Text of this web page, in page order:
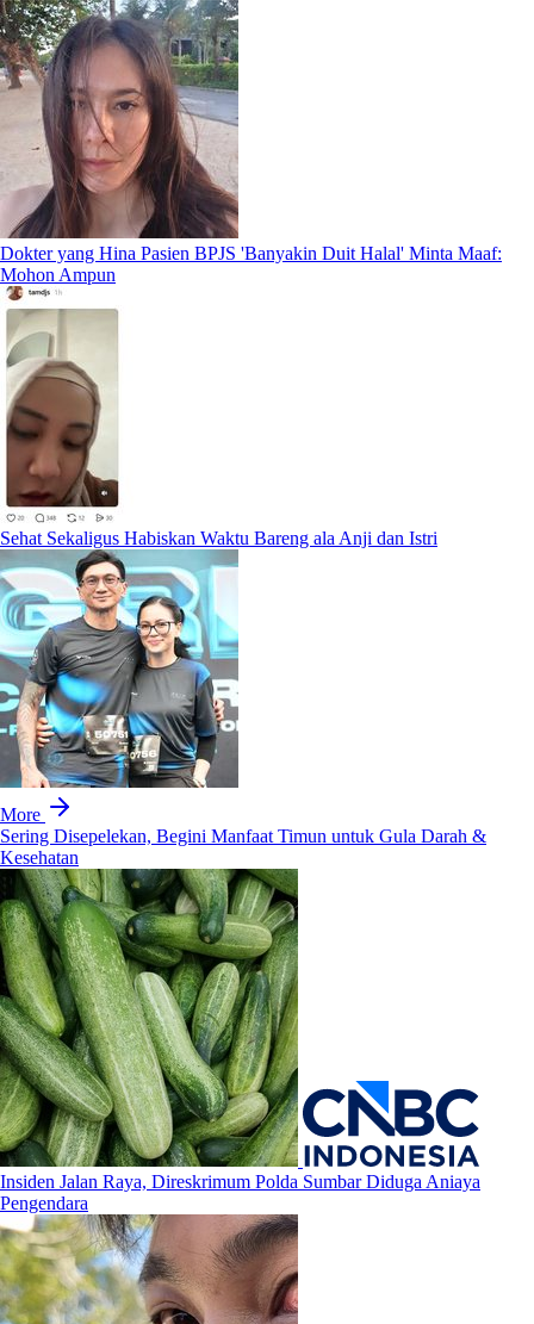
Dokter yang Hina Pasien BPJS 'Banyakin Duit Halal' Minta Maaf:
Mohon Ampun
Sehat Sekaligus Habiskan Waktu Bareng ala Anji dan Istri
More
Sering Disepelekan, Begini Manfaat Timun untuk Gula Darah &
Kesehatan
Insiden Jalan Raya, Direskrimum Polda Sumbar Diduga Aniaya
Pengendara